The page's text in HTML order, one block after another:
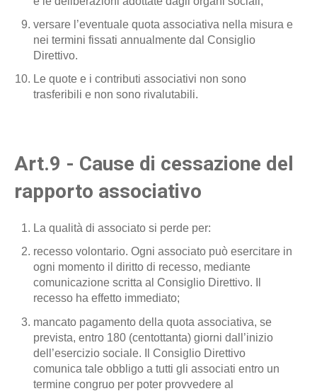
versare l’eventuale quota associativa nella misura e
nei termini fissati annualmente dal Consiglio
Direttivo.
Le quote e i contributi associativi non sono
trasferibili e non sono rivalutabili.
Art.9 - Cause di cessazione del
rapporto associativo
La qualità di associato si perde per:
recesso volontario. Ogni associato può esercitare in
ogni momento il diritto di recesso, mediante
comunicazione scritta al Consiglio Direttivo. Il
recesso ha effetto immediato;
mancato pagamento della quota associativa, se
prevista, entro 180 (centottanta) giorni dall’inizio
dell’esercizio sociale. Il Consiglio Direttivo
comunica tale obbligo a tutti gli associati entro un
termine congruo per poter provvedere al